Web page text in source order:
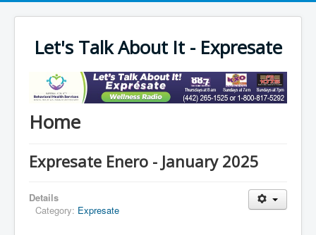
Let's Talk About It - Expresate
Home
Expresate Enero - January 2025
Details
Category: Expresate